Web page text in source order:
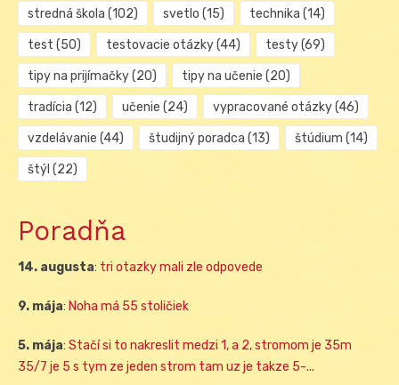
stredná škola (102) svetlo (15) technika (14)
test (50) testovacie otázky(44) testy(69)
tipy na prijímačky(20) tipy na učenie (20)
tradícia (12) učenie (24) vypracované otázky(46)
vzdelávanie (44) študijný poradca (13) štúdium (14)
štýl (22)
Poradňa
14. augusta: tri otazky mali zle odpovede
9. mája: Noha má 55 stoličiek
5. mája: Stačí si to nakreslit medzi 1, a 2, stromom je 35m
35/7 je 5 s tym ze jeden strom tam uz je takze 5-...